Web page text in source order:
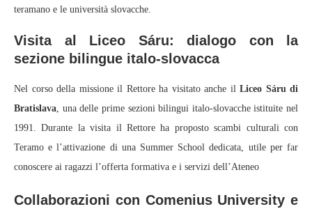
teramano e le università slovacche.
Visita al Liceo Sáru: dialogo con la
sezione bilingue italo-slovacca
Nel corso della missione il Rettore ha visitato anche il Liceo Sáru di
Bratislava , una delle prime sezioni bilingui italo‑slovacche istituite nel
1991. Durante la visita il Rettore ha proposto scambi culturali con
Teramo e l’attivazione di una Summer School dedicata, utile per far
conoscere ai ragazzi l’offerta formativa e i servizi dell’Ateneo
Collaborazioni con Comenius University e